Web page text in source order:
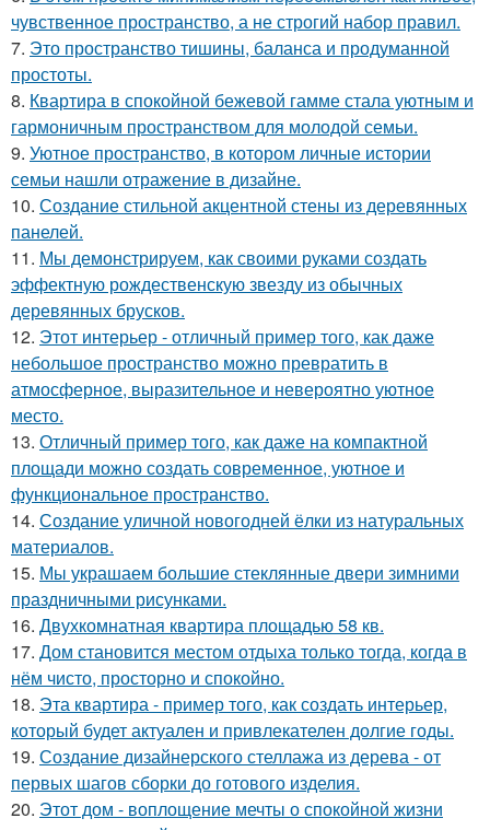
чувственное пространство, а не строгий набор правил.
7. Это пространство тишины, баланса и продуманной
простоты.
8. Квартира в спокойной бежевой гамме стала уютным и
гармоничным пространством для молодой семьи.
9. Уютное пространство, в котором личные истории
семьи нашли отражение в дизайне.
10. Создание стильной акцентной стены из деревянных
панелей.
11. Мы демонстрируем, как своими руками создать
эффектную рождественскую звезду из обычных
деревянных брусков.
12. Этот интерьер - отличный пример того, как даже
небольшое пространство можно превратить в
атмосферное, выразительное и невероятно уютное
место.
13. Отличный пример того, как даже на компактной
площади можно создать современное, уютное и
функциональное пространство.
14. Создание уличной новогодней ёлки из натуральных
материалов.
15. Мы украшаем большие стеклянные двери зимними
праздничными рисунками.
16. Двухкомнатная квартира площадью 58 кв.
17. Дом становится местом отдыха только тогда, когда в
нём чисто, просторно и спокойно.
18. Эта квартира - пример того, как создать интерьер,
который будет актуален и привлекателен долгие годы.
19. Создание дизайнерского стеллажа из дерева - от
первых шагов сборки до готового изделия.
20. Этот дом - воплощение мечты о спокойной жизни